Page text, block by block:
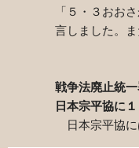
「５・３おお
言しました。
戦争法廃止統
日本宗平協に
日本宗平協に